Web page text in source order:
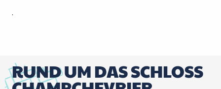
.
RUND UM DAS SCHLOSS